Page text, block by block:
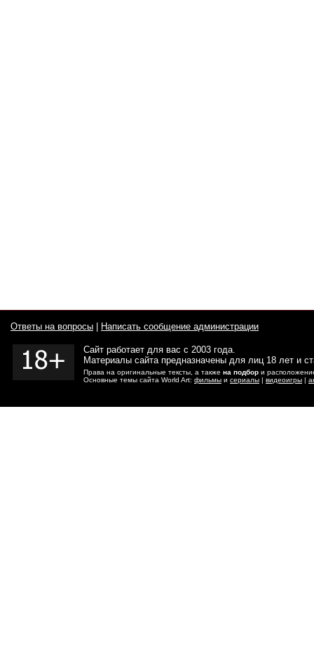
Ответы на вопросы Написать сообщение администрации
Сайт работает для вас с 2003 года.
Материалы сайта предназначены для лиц 18 лет и
Права на оригинальные тексты, а также на подбор и
Основные темы сайта World Art: фильмы и сериалы | видеоигры |